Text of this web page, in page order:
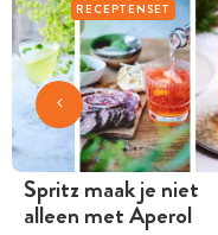
RECEPTENSET
Spritz maak je niet
alleen met Aperol